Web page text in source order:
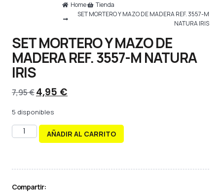
Home
Tienda
SET MORTERO Y MAZO DE MADERA REF. 3557-M
NATURA IRIS
SET MORTERO Y MAZO DE
MADERA REF. 3557-M NATURA
IRIS
7,95€4,95 €
5 disponibles
AÑADIR AL CARRITO
Compartir: